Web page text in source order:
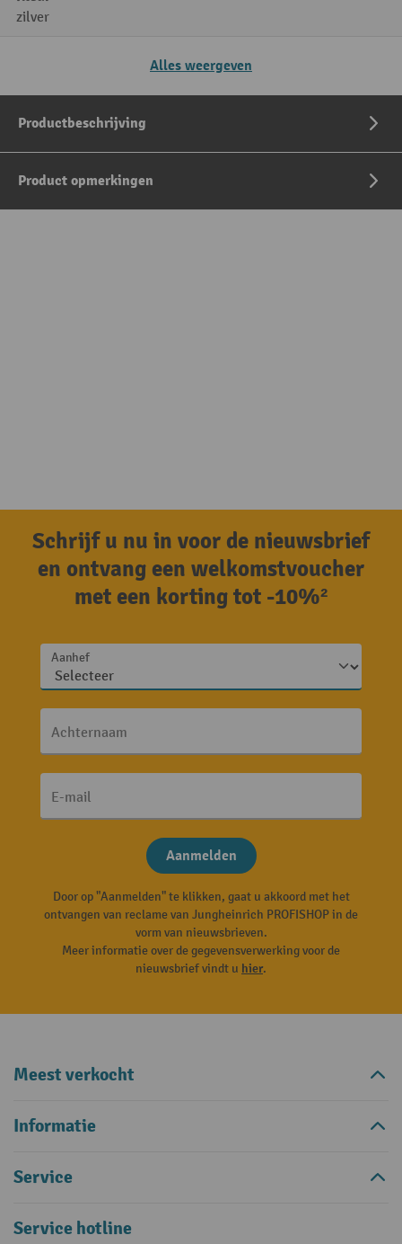
zilver
Alles weergeven
Productbeschrijving
Product opmerkingen
Schrijf u nu in voor de nieuwsbrief
en ontvang een welkomstvoucher
met een korting tot -10%²
Aanhef
Achternaam
E-mail
Aanmelden
Door op "Aanmelden" te klikken, gaat u akkoord met het
ontvangen van reclame van Jungheinrich PROFISHOP in de
vorm van nieuwsbrieven.
Meer informatie over de gegevensverwerking voor de
nieuwsbrief vindt u hier.
Meest verkocht
Informatie
Service
Service hotline